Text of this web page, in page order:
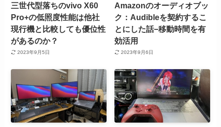
三世代型落ちのvivo X60
Pro+の低照度性能は他社
現行機と比較しても優位性
があるのか？
2023年9月5日
Amazonのオーディオブッ
ク：Audibleを契約するこ
とにした話−移動時間を有
効活用
2023年9月6日